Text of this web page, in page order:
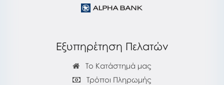
Εξυπηρέτηση Πελατών
Το Κατάστημά μας
Τρόποι Πληρωμής